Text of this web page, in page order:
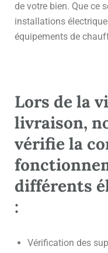
de votre bien. Que ce
installations
équipements de
Lors de la
livraison,
vérifie la
différents
:
Vérification des